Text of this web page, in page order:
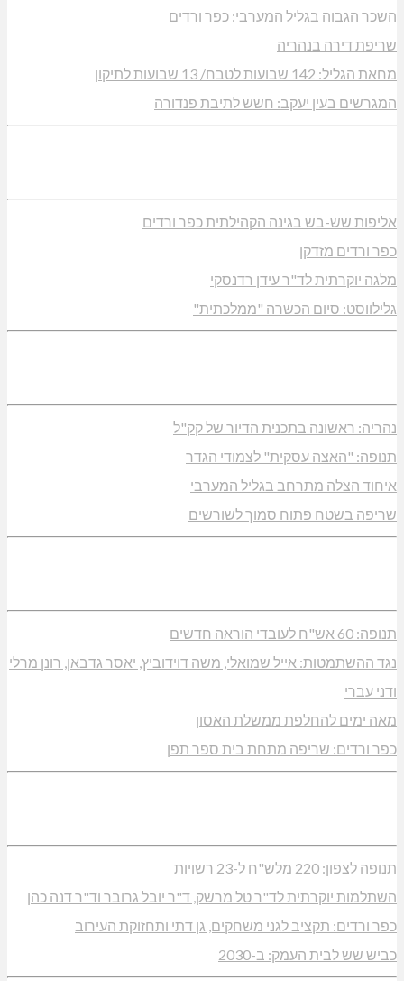
השכר הגבוה בגליל המערבי: כפר ורדים
שריפת דירה בנהריה
מחאת הגליל: 142 שבועות לטבח/ 13 שבועות לתיקון
המגרשים בעין יעקב: חשש לתיבת פנדורה
אליפות שש-בש בגינה הקהילתית כפר ורדים
כפר ורדים מזדקן
מלגה יוקרתית לד"ר עידן רדנסקי
גלילווסט: סיום הכשרה "ממלכתית"
נהריה: ראשונה בתכנית הדיור של קק"ל
תנופה: "האצה עסקית" לצמודי הגדר
איחוד הצלה מתרחב בגליל המערבי
שריפה בשטח פתוח סמוך לשורשים
תנופה: 60 אש"ח לעובדי הוראה חדשים
נגד ההשתמטות: אייל שמואלי, משה דוידוביץ, יאסר גדבאן, רונן מרלי
ודני עברי
מאה ימים להחלפת ממשלת האסון
כפר ורדים: שריפה מתחת בית ספר תפן
תנופה לצפון: 220 מלש"ח ל-23 רשויות
השתלמות יוקרתית לד"ר טל מרשק, ד"ר יובל גרובר וד"ר דנה כהן
כפר ורדים: תקציב לגני משחקים, גן דתי ותחזוקת העירוב
כביש שש לבית העמק: ב-2030